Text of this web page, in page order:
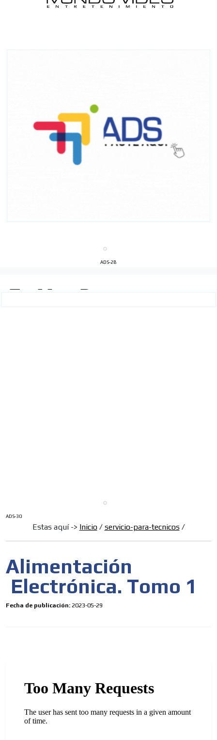
ADS-2B
ADS-30
Estas aquí -> Inicio/ servicio-para-tecnicos/
Alimentación
Electrónica. Tomo 1
Fecha de publicación: 2023-05-29